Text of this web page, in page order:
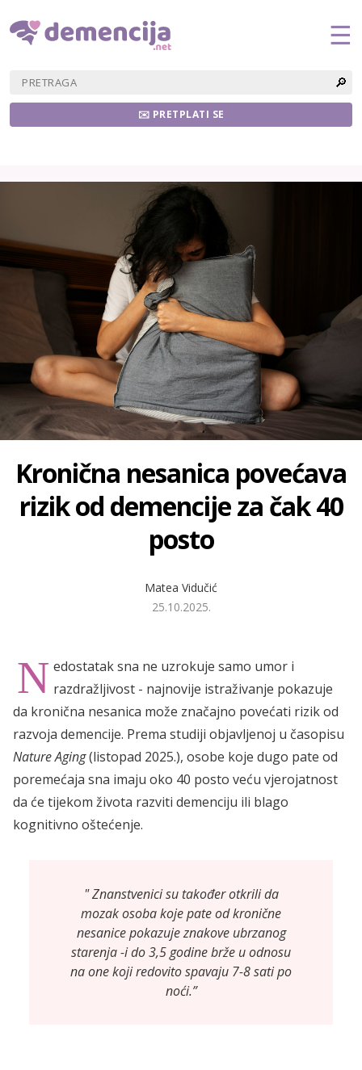
🔎
✉️ PRETPLATI SE
☰
Kronična nesanica povećava
rizik od demencije za čak 40
posto
Matea Vidučić
25.10.2025.
N edostatak sna ne uzrokuje samo umor i
razdražljivost - najnovije istraživanje pokazuje
da kronična nesanica može značajno povećati rizik od
razvoja demencije. Prema studiji objavljenoj u časopisu
Nature Aging(listopad 2025.), osobe koje dugo pate od
poremećaja sna imaju oko 40 posto veću vjerojatnost
da će tijekom života razviti demenciju ili blago
kognitivno oštećenje.
" Znanstvenici su također otkrili da
mozak osoba koje pate od kronične
nesanice pokazuje znakove ubrzanog
starenja -i do 3,5 godine brže u odnosu
na one koji redovito spavaju 7-8 sati po
noći.”